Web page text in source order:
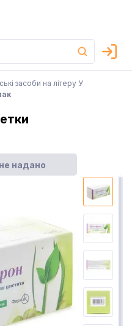
засоби на літеру У
надано